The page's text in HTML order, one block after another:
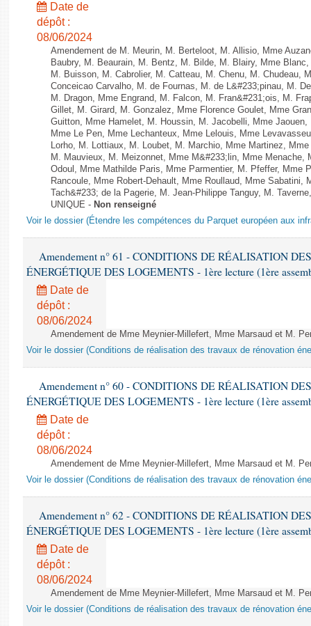
Date de
dépôt :
08/06/2024
Amendement de M. Meurin, M. Berteloot, M. Allisio, Mme
Baubry, M. Beaurain, M. Bentz, M. Bilde, M. Blairy, Mme
M. Buisson, M. Cabrolier, M. Catteau, M. Chenu, M. Chudeau,
Conceicao Carvalho, M. de Fournas, M. de L&#233;pinau, M.
M. Dragon, Mme Engrand, M. Falcon, M. Fran&#231;ois, M.
Gillet, M. Girard, M. Gonzalez, Mme Florence Goulet, Mme
Guitton, Mme Hamelet, M. Houssin, M. Jacobelli, Mme
Mme Le Pen, Mme Lechanteux, Mme Lelouis, Mme
Lorho, M. Lottiaux, M. Loubet, M. Marchio, Mme Martinez,
M. Mauvieux, M. Meizonnet, Mme M&#233;lin, Mme Menache,
Odoul, Mme Mathilde Paris, Mme Parmentier, M. Pfeffer, Mme
Rancoule, Mme Robert-Dehault, Mme Roullaud, Mme
Tach&#233; de la Pagerie, M. Jean-Philippe Tanguy, M.
UNIQUE - Non renseigné
Voir le dossier (Étendre les compétences du Parquet européen aux
Amendement n° 61 - CONDITIONS DE RÉALISATION
ÉNERGÉTIQUE DES LOGEMENTS - 1ère lecture (1ère
Date de
dépôt :
08/06/2024
Amendement de Mme Meynier-Millefert, Mme Marsaud et M.
Voir le dossier (Conditions de réalisation des travaux de rénovation
Amendement n° 60 - CONDITIONS DE RÉALISATION
ÉNERGÉTIQUE DES LOGEMENTS - 1ère lecture (1ère
Date de
dépôt :
08/06/2024
Amendement de Mme Meynier-Millefert, Mme Marsaud et M.
Voir le dossier (Conditions de réalisation des travaux de rénovation
Amendement n° 62 - CONDITIONS DE RÉALISATION
ÉNERGÉTIQUE DES LOGEMENTS - 1ère lecture (1ère
Date de
dépôt :
08/06/2024
Amendement de Mme Meynier-Millefert, Mme Marsaud et M.
Voir le dossier (Conditions de réalisation des travaux de rénovation